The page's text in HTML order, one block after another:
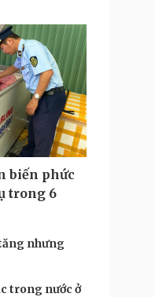
biến phức
trong 6
nhưng
trong nước ở